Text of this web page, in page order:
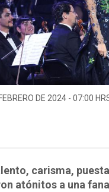
DE 2024 - 07:00
carisma,
atónitos a una